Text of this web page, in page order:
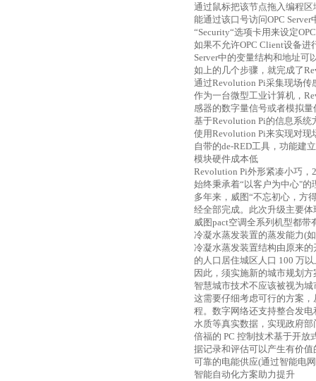
通过鼠标把该节点拖入编程
能通过该口号访问OPC Server
“Security“选项卡用来设定
如果不允许OPC Client设备进
Server中的变量结构和地址可
如上的几个步骤，就完成了
通过Revolution Pi采集现场传
作为一台微型工业计算机，
感器的数字量信号或者模拟
基于Revolution Pi的信息系
使用Revolution Pi来实现对现
自带的de-RED工具，功能建
模块硬件成本低
Revolution Pi外形紧凑小巧，
始终秉承着“以客户为中心"
多年来，威图“不忘初心，方
经全部完成。此次升级主要
威图pact空调全系列机型都带
冷凝水蒸发装置的蒸发能力(
冷凝水蒸发装置结构由原来
的人口居住城区人口 100 万以
因此，须实施新的城市规划
智慧城市技术不应该被视为
这需要仔细考虑可行的方案
程。数字网络还支持整合发
水质等真实数据，实现政府
倍福的 PC 控制技术基于开放
据记录和评估可以产生有价
可靠的电能供应(通过智能电网
智能自动化方案助力提升